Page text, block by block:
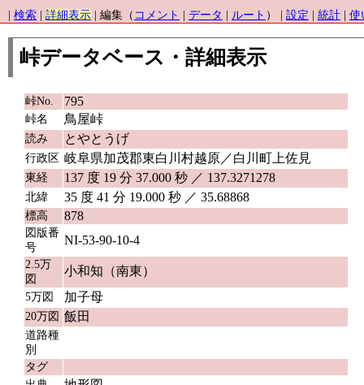
検索 詳細表示 | 編集（ コメント データ ルート ） | 設定 統計 使
峠データベース・詳細表示
峠No. 795
峠名 鳥屋峠
読み とやとうげ
行政区 岐阜県加茂郡東白川村越原／白川町上佐見
東経 137 度 19 分 37.000 秒 ／ 137.3271278
北緯 35 度 41 分 19.000 秒 ／ 35.68868
標高 878
図版番
号
NI-53-90-10-4
2.5万
図
小和知（南東）
5万図 加子母
20万図 飯田
道路種
別
タグ